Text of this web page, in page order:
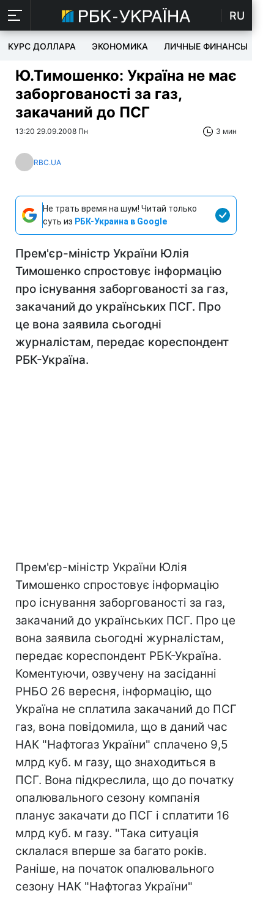
RU
КУРС ДОЛЛАРА ЭКОНОМИКА ЛИЧНЫЕ ФИНАНСЫ
Ю.Тимошенко: Україна не має
заборгованості за газ,
закачаний до ПСГ
13:20 29.09.2008 Пн 3 мин
RBC.UA
Не трать время на шум! Читай только
суть из РБК-Украина в Google
Прем'єр-міністр України Юлія
Тимошенко спростовує інформацію
про існування заборгованості за газ,
закачаний до українських ПСГ. Про
це вона заявила сьогодні
журналістам, передає кореспондент
РБК-Україна.
Прем'єр-міністр України Юлія
Тимошенко спростовує інформацію
про існування заборгованості за газ,
закачаний до українських ПСГ. Про це
вона заявила сьогодні журналістам,
передає кореспондент РБК-Україна.
Коментуючи, озвучену на засіданні
РНБО 26 вересня, інформацію, що
Україна не сплатила закачаний до ПСГ
газ, вона повідомила, що в даний час
НАК "Нафтогаз України" сплачено 9,5
млрд куб. м газу, що знаходиться в
ПСГ. Вона підкреслила, що до початку
опалювального сезону компанія
планує закачати до ПСГ і сплатити 16
млрд куб. м газу. "Така ситуація
склалася вперше за багато років.
Раніше, на початок опалювального
сезону НАК "Нафтогаз України"